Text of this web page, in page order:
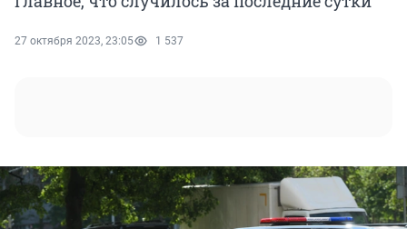
27 октября 2023, 23:05 1 537